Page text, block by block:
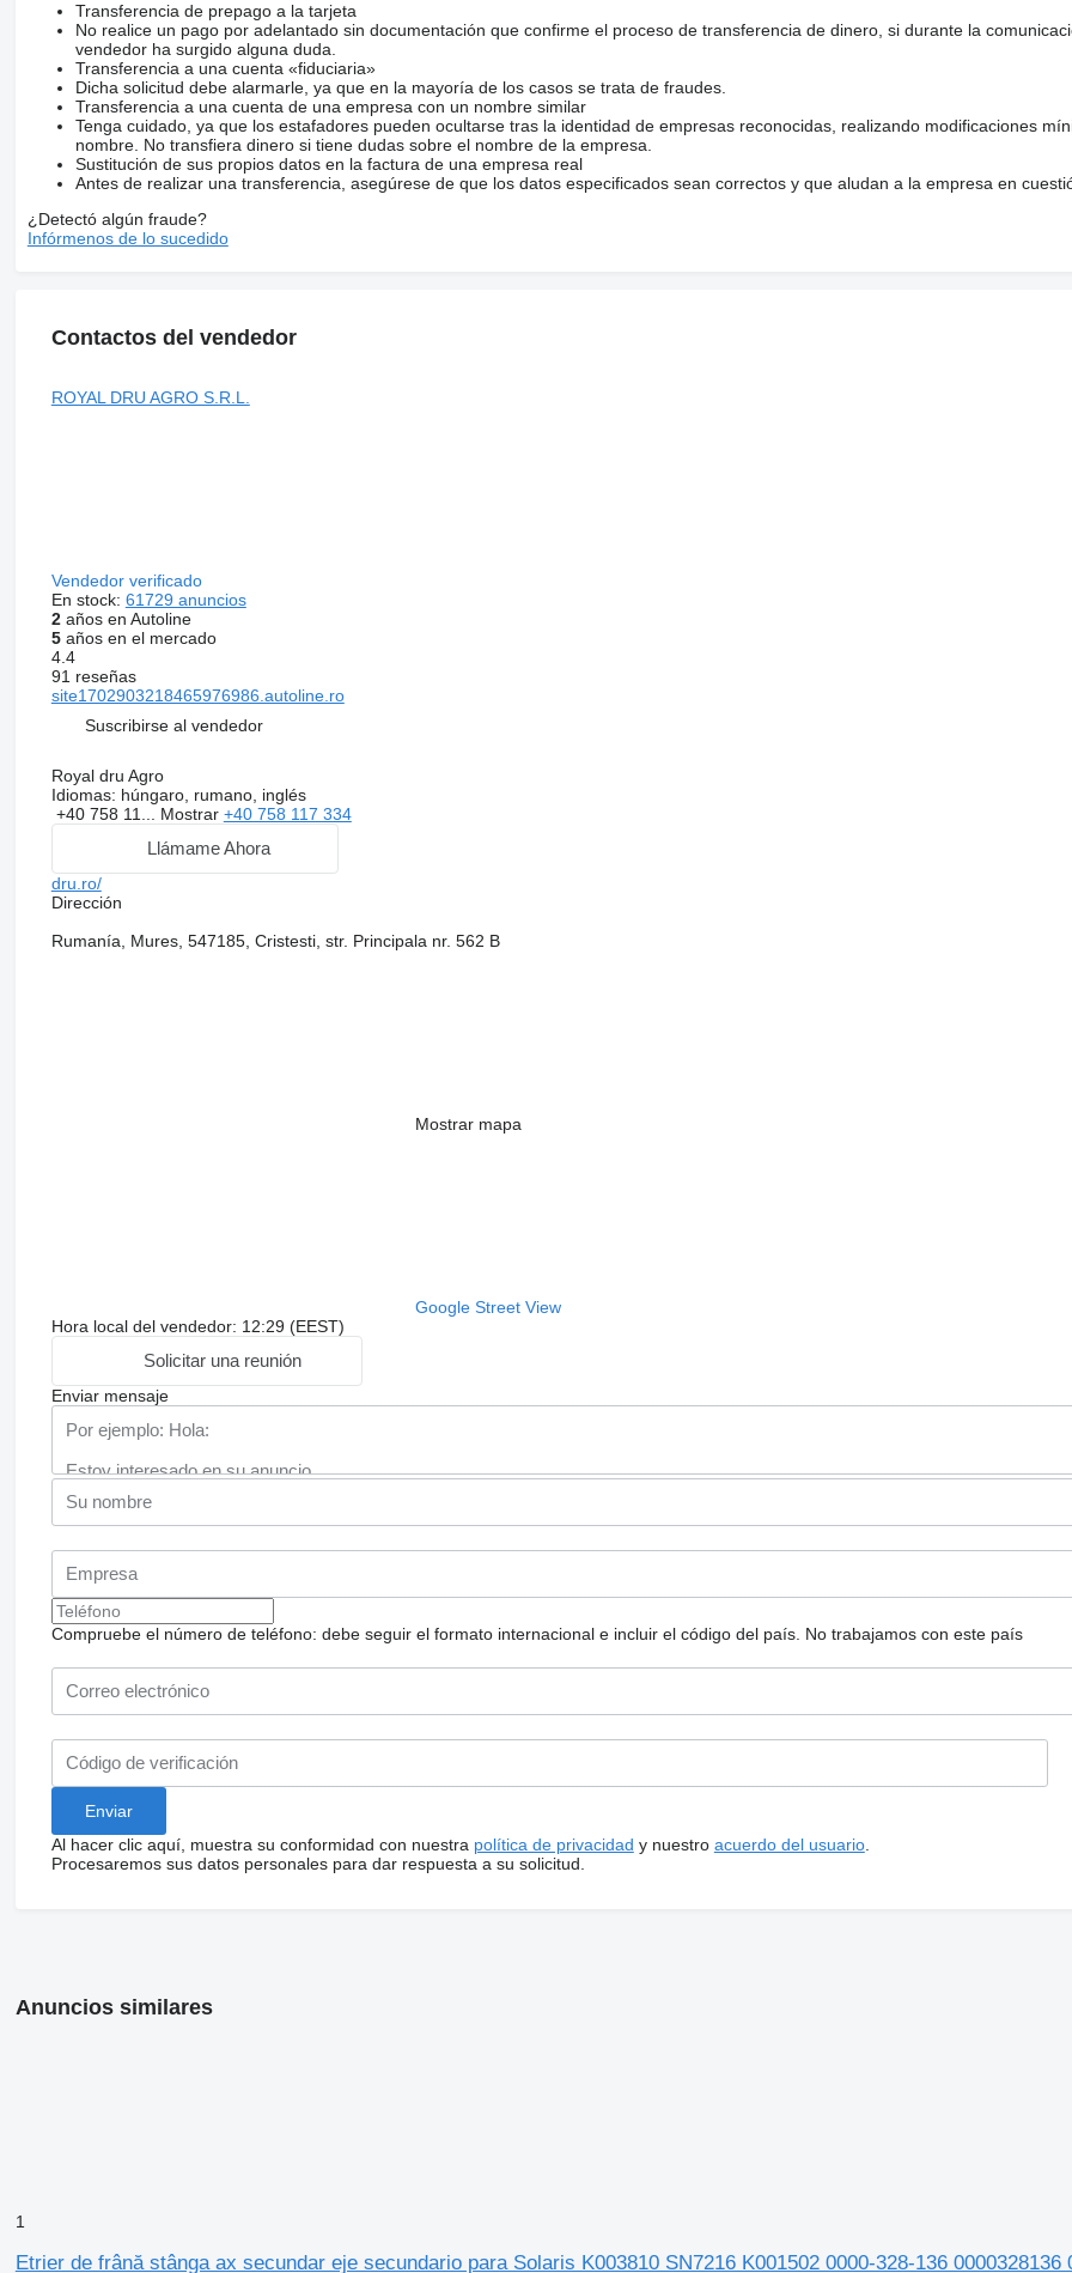
Transferencia de prepago a la tarjeta
No realice un pago por adelantado sin documentación que confirme el proceso de transferencia de dinero, si durante la
vendedor ha surgido alguna duda.
Transferencia a una cuenta «fiduciaria»
Dicha solicitud debe alarmarle, ya que en la mayoría de los casos se trata de fraudes.
Transferencia a una cuenta de una empresa con un nombre similar
Tenga cuidado, ya que los estafadores pueden ocultarse tras la identidad de empresas reconocidas, realizando modificaciones
nombre. No transfiera dinero si tiene dudas sobre el nombre de la empresa.
Sustitución de sus propios datos en la factura de una empresa real
Antes de realizar una transferencia, asegúrese de que los datos especificados sean correctos y que aludan a la empresa en
¿Detectó algún fraude?
Infórmenos de lo sucedido
Contactos del vendedor
ROYAL DRU AGRO S.R.L.
Vendedor verificado
En stock: 61729 anuncios
2años en Autoline
5años en el mercado
4.4
91 reseñas
site1702903218465976986.autoline.ro
Suscribirse al vendedor
Royal dru Agro
Idiomas: húngaro, rumano, inglés
+40 758 11... Mostrar +40 758 117 334
Llámame Ahora
dru.ro/
Dirección
Rumanía, Mures, 547185, Cristesti, str. Principala nr. 562 B
Mostrar mapa
Google Street View
Hora local del vendedor: 12:29 (EEST)
Solicitar una reunión
Enviar mensaje
Compruebe el número de teléfono: debe seguir el formato internacional e incluir el código del país. No trabajamos con este país
Al hacer clic aquí, muestra su conformidad con nuestra política de privacidad y nuestro acuerdo del usuario.
Procesaremos sus datos personales para dar respuesta a su solicitud.
Anuncios similares
1
Etrier de frână stânga ax secundar eje secundario para Solaris K003810 SN7216 K001502 0000-328-136 0000328136